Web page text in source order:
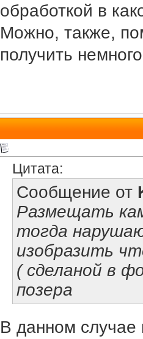
обработкой в
Можно, также,
получить
Цитата:
Сообщение от
Размещать
тогда
изобразить
( сделаной в
позера
В данном случае